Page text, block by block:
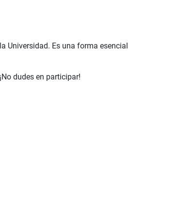
Universidad. Es una forma esencial
dudes en participar!